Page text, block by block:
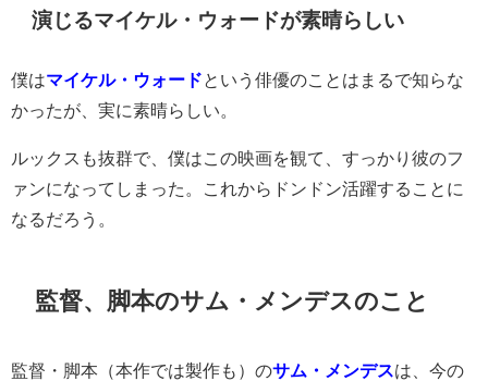
演じるマイケル・ウォードが素晴らしい
僕はマイケル・ウォード という俳優のことはまるで知らな
かったが、実に素晴らしい。
ルックスも抜群で、僕はこの映画を観て、すっかり彼のフ
ァンになってしまった。これからドンドン活躍することに
なるだろう。
監督、脚本のサム・メンデスのこと
監督・脚本（本作では製作も）のサム・メンデスは、今の